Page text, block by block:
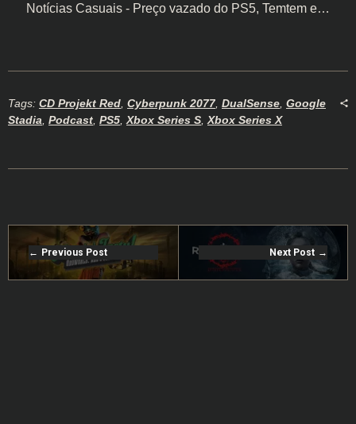
Notícias Casuais - Preço vazado do PS5, Temtem e…
Tags: CD Projekt Red Cyberpunk 2077 DualSense Google
Stadia Podcast PS5 Xbox Series S Xbox Series X
Previous Post Next Post